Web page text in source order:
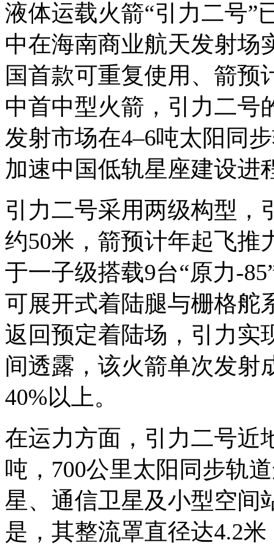
液体运载火箭“引力二号”
中在海南商业航天发射场
国首款可重复使用、箭预
中首中型火箭，引力二号
发射市场在4–6吨太阳同
加速中国低轨星座建设进
引力二号采用两级构型，
约50米，箭预计年起飞推
于一子级搭载9台“原力-
可展开式着陆腿与栅格舵
返回预定着陆场，引力实
间透露，该火箭单次发射
40%以上。
在运力方面，引力二号近
吨，700公里太阳同步轨
星、通信卫星及小型空间
是，其整流罩直径达4.2